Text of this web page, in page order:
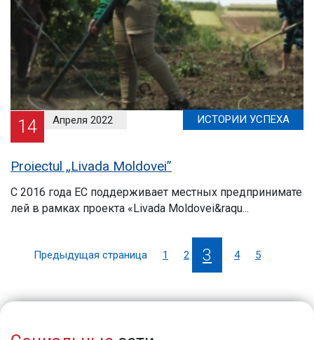
14 Апреля 2022 ИСТОРИИ УСПЕХА
Proiectul „Livada Moldovei”
С 2016 года ЕС поддерживает местных предпринимате
лей в рамках проекта «Livada Moldovei&raqu...
Предыдущая страница 1 2 3 4 5